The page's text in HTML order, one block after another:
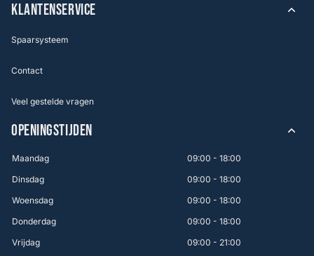
KLANTENSERVICE
Spaarsysteem
Contact
Veel gestelde vragen
OPENINGSTIJDEN
Maandag
09:00 - 18:00
Dinsdag
09:00 - 18:00
Woensdag
09:00 - 18:00
Donderdag
09:00 - 18:00
Vrijdag
09:00 - 21:00